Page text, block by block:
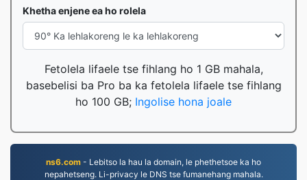
Khetha enjene ea ho rolela
Fetolela lifaele tse fihlang ho 1 GB mahala,
basebelisi ba Pro ba ka fetolela lifaele tse fihlang
ho 100 GB; Ingolise hona joale
ns6.com - Lebitso la hau la domain, le phethetsoe ka ho
nepahetseng. Li-privacy le DNS tse fumanehang mahala.